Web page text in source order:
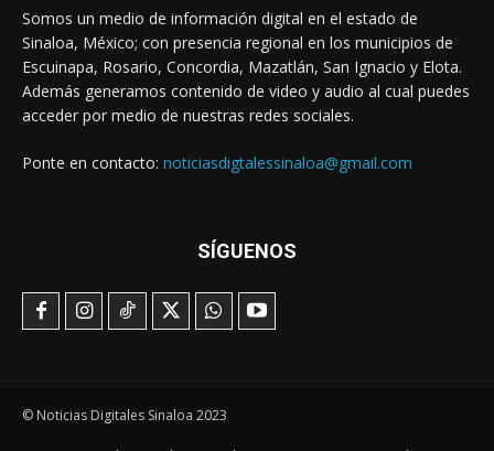
Somos un medio de información digital en el estado de
Sinaloa, México; con presencia regional en los municipios de
Escuinapa, Rosario, Concordia, Mazatlán, San Ignacio y Elota.
Además generamos contenido de video y audio al cual puedes
acceder por medio de nuestras redes sociales.
Ponte en contacto: noticiasdigtalessinaloa@gmail.com
SÍGUENOS
© Noticias Digitales Sinaloa 2023